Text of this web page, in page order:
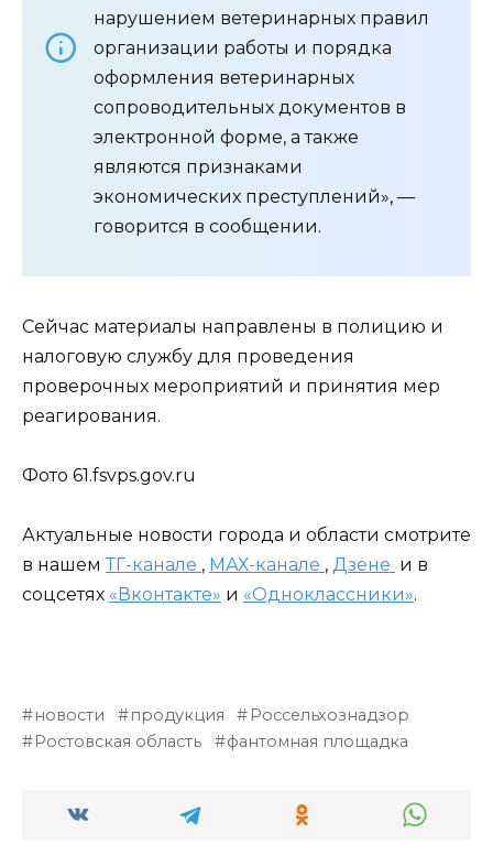
нарушением ветеринарных правил
организации работы и порядка
оформления ветеринарных
сопроводительных документов в
электронной форме, а также
являются признаками
экономических преступлений», —
говорится в сообщении.
Сейчас материалы направлены в полицию и
налоговую службу для проведения
проверочных мероприятий и принятия мер
реагирования.
Фото 61.fsvps.gov.ru
Актуальные новости города и области смотрите
в нашем ТГ-канале , МАХ-канале , Дзене и в
соцсетях «Вконтакте» и «Одноклассники».
новости продукция
Россельхознадзор
Ростовская область
фантомная площадка